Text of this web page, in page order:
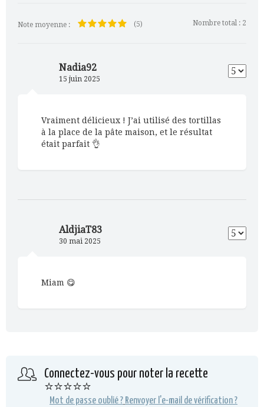
Note moyenne : (5) Nombre total : 2
Nadia92
15 juin 2025
Vraiment délicieux ! J’ai utilisé des tortillas
à la place de la pâte maison, et le résultat
était parfait 👌
AldjiaT83
30 mai 2025
Miam 😋
Connectez-vous pour noter la recette
⭐⭐⭐⭐⭐
Mot de passe oublié ? Renvoyer l'e-mail de vérification ?